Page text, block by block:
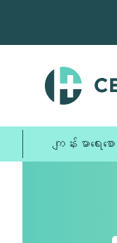
သို့
ပါ။
ကျန်းမာရေ